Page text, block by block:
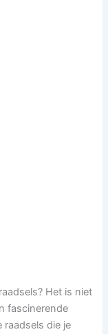
Het is niet
fascinerende
raadsels die je